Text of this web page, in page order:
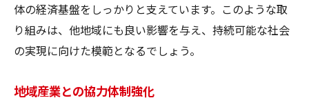
体の経済基盤をしっかりと支えています。このような取
り組みは、他地域にも良い影響を与え、持続可能な社会
の実現に向けた模範となるでしょう。
地域産業との協力体制強化